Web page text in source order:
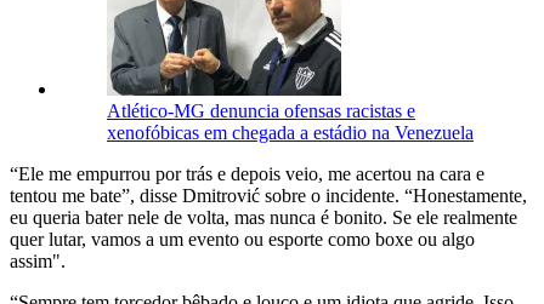
Atlético-MG denuncia ofensas racistas e
xenofóbicas em chegada a estádio na Venezuela
“Ele me empurrou por trás e depois veio, me acertou na cara e
tentou me bate”, disse Dmitrović sobre o incidente. “Honestamente,
eu queria bater nele de volta, mas nunca é bonito. Se ele realmente
quer lutar, vamos a um evento ou esporte como boxe ou algo
assim".